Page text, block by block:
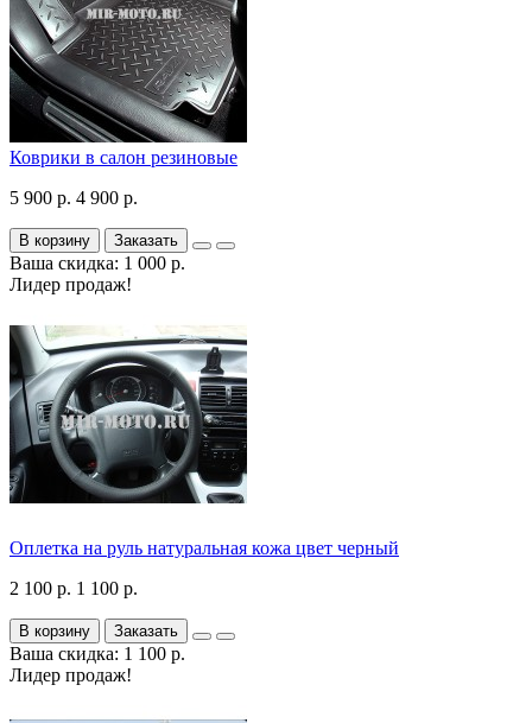
Коврики в салон резиновые
5 900 р. 4 900 р.
В корзину Заказать
Ваша скидка: 1 000 р.
Лидер продаж!
Оплетка на руль натуральная кожа цвет черный
2 100 р. 1 100 р.
В корзину Заказать
Ваша скидка: 1 100 р.
Лидер продаж!